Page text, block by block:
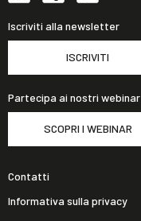
Iscriviti alla newsletter
ISCRIVITI
Partecipa ai nostri webinar
SCOPRI I WEBINAR
Contatti
Informativa sulla privacy